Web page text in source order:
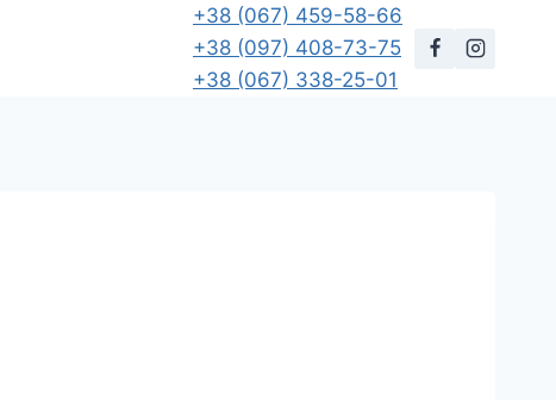
+38 (067) 459-58-66
+38 (097) 408-73-75
+38 (067) 338-25-01